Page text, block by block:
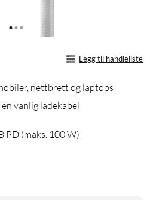
Legg til handleliste
nettbrett og laptops
vanlig ladekabel
PD (maks. 100 W)